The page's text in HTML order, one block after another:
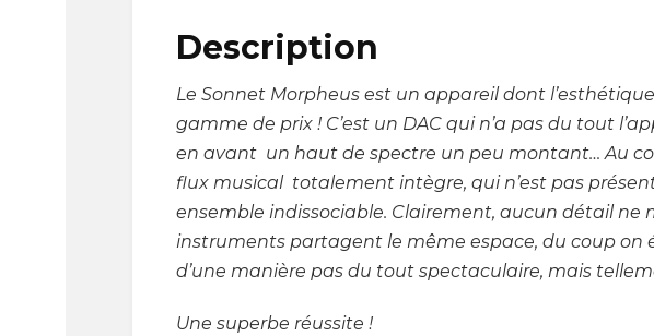
Description
Le Sonnet Morpheus est un appareil dont
gamme de prix ! C’est un DAC qui n’a pas du tout
en avant un haut de spectre un peu montant… Au
flux musical totalement intègre, qui n’est pas
ensemble indissociable. Clairement, aucun détail
instruments partagent le même espace, du coup
d’une manière pas du tout spectaculaire, mais
Une superbe réussite !